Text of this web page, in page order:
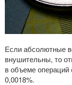
Если абсолютные
внушительны, то
в объеме операций
0,0018%.